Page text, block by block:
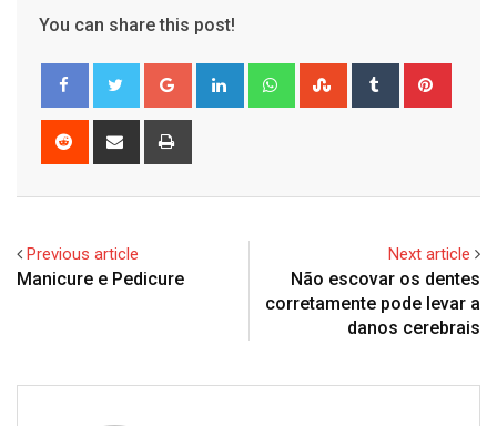
You can share this post!
Google+ LinkedIn WhatsappStumbleUpon
Tumblr
Reddit
Share
Previous article
Manicure e Pedicure
Next article
Não escovar os dentes
corretamente pode levar a
danos cerebrais